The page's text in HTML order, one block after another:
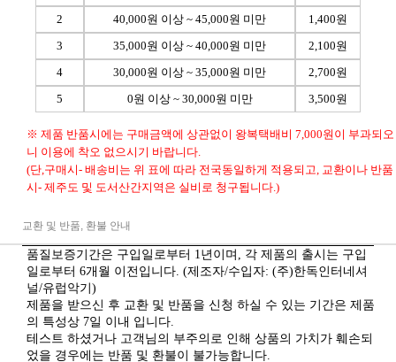
2
40,000원 이상 ~ 45,000원 미만
1,400원
3
35,000원 이상 ~ 40,000원 미만
2,100원
4
30,000원 이상 ~ 35,000원 미만
2,700원
5
0원 이상 ~ 30,000원 미만 3,500원
※ 제품 반품시에는 구매금액에 상관없이 왕복택배비 7,000원이 부과되오
니 이용에 착오 없으시기 바랍니다.
(단,구매시- 배송비는 위 표에 따라 전국동일하게 적용되고, 교환이나 반품
시- 제주도 및 도서산간지역은 실비로 청구됩니다.)
교환 및 반품, 환불 안내
품질보증기간은 구입일로부터 1년이며, 각 제품의 출시는 구입
일로부터 6개월 이전입니다. (제조자/수입자: (주)한독인터네셔
널/유럽악기)
제품을 받으신 후 교환 및 반품을 신청 하실 수 있는 기간은 제품
의 특성상 7일 이내 입니다.
테스트 하셨거나 고객님의 부주의로 인해 상품의 가치가 훼손되
었을 경우에는 반품 및 환불이 불가능합니다.